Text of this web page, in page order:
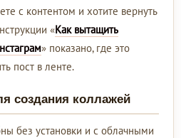
с контентом и хотите вернуть
«Как вытащить
» показано, где это
пост в ленте.
создания коллажей
без установки и с облачными